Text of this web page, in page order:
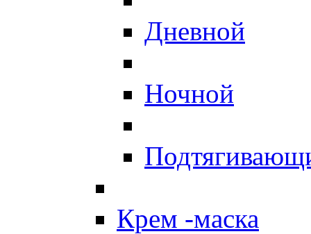
Дневной
Ночной
Крем -маска